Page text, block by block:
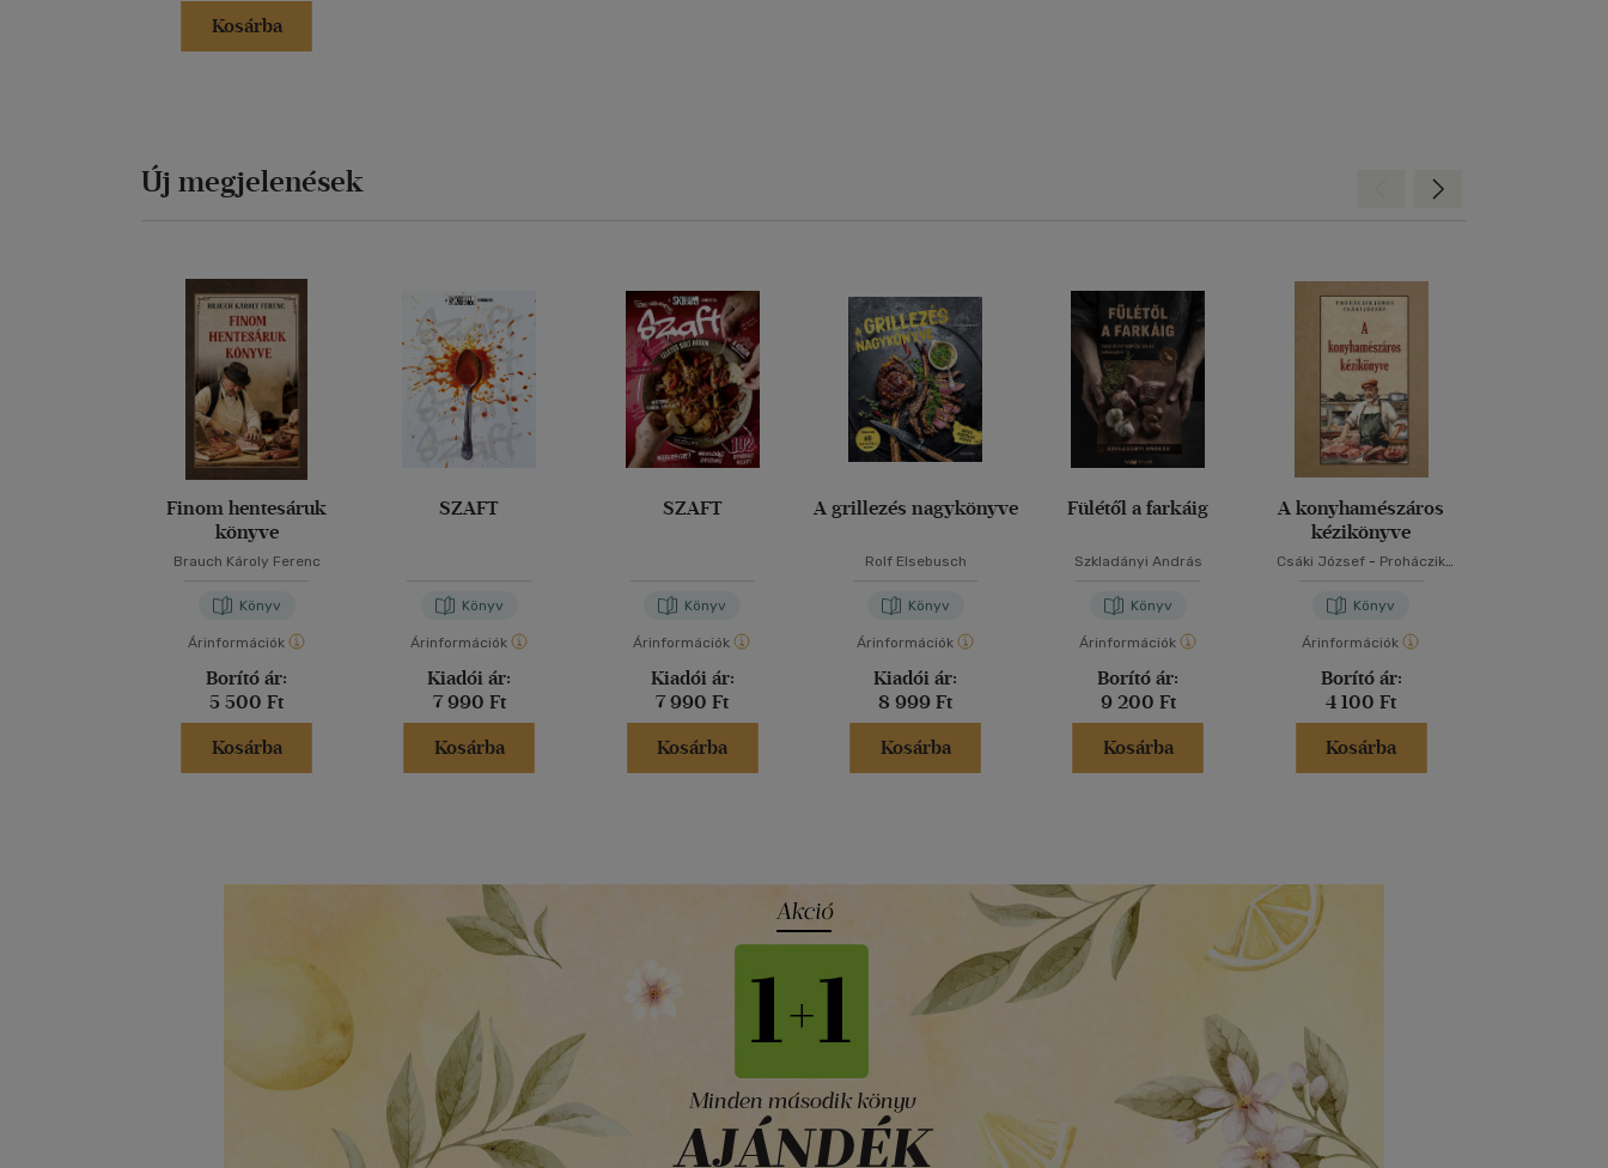
Kosárba
Új megjelenések
Finom hentesáruk
könyve
Brauch Károly Ferenc
Könyv
Árinformációk
Borító ár:
5 500 Ft
Kosárba
SZAFT
Könyv
Árinformációk
Kiadói ár:
7 990 Ft
Kosárba
SZAFT
Könyv
Árinformációk
Kiadói ár:
7 990 Ft
Kosárba
A grillezés nagykönyve
Rolf Elsebusch
Könyv
Árinformációk
Kiadói ár:
8 999 Ft
Kosárba
Fülétől a farkáig
Szkladányi András
Könyv
Árinformációk
Borító ár:
9 200 Ft
Kosárba
A konyhamészáros
kézikönyve
Csáki József - Proháczik
Könyv
Árinformációk
Borító ár:
4 100 Ft
Kosárba
Előre